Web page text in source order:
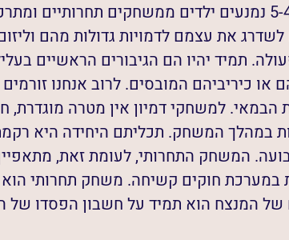
עד גיל 5-4 נמנעים ילדים ממשחקים תחרותיים
לשדרג את עצמם לדמויות גדולות מהם
תמיד יהיו הם הגיבורים הראשיים
או כיריביהם המובסים. לרוב אנחנו
הבמאי. למשחקי דמיון אין מטרה מוגדרת,
במהלך המשחק. תכליתם היחידה היא
המשחק התחרותי, לעומת זאת,
במערכת חוקים קשיחה. משחק תחרותי
של המנצח הוא תמיד על חשבון הפסדו של